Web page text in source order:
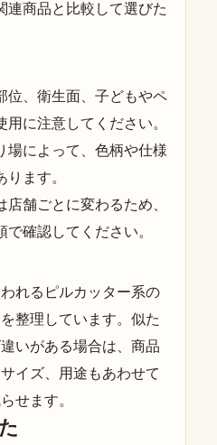
連商品と比較して選びた
位、衛生面、子どもやペ
用に注意してください。
場によって、色柄や仕様
ます。
舗ごとに変わるため、
で確認してください。
れるピルカッター系の
整理しています。似た
いがある場合は、商品
イズ、用途もあわせて
せます。